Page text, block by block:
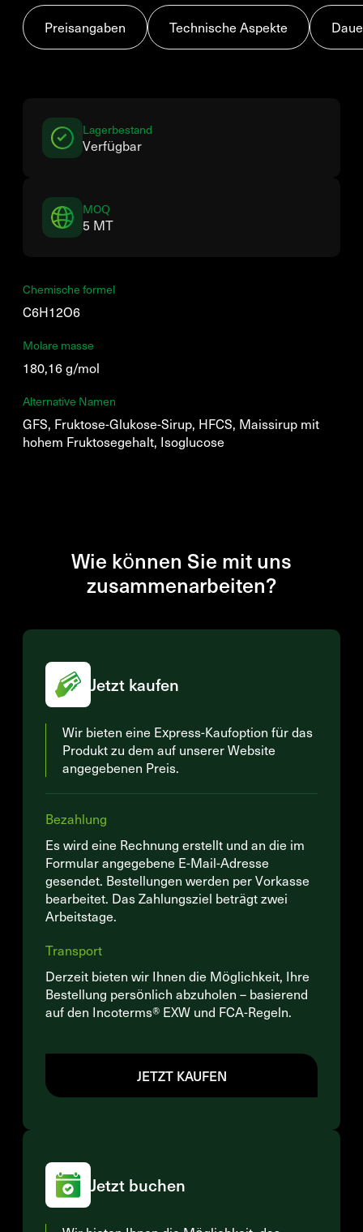
Preisangaben Technische Aspekte
Lagerbestand
Verfügbar
MOQ
5 MT
Chemische formel
C6H12O6
Molare masse
180,16 g/mol
Alternative Namen
GFS, Fruktose-Glukose-Sirup, HFCS, Maissirup mit
hohem Fruktosegehalt, Isoglucose
Wie können Sie mit uns
zusammenarbeiten?
Jetzt kaufen
Wir bieten eine Express-Kaufoption für das
Produkt zu dem auf unserer Website
angegebenen Preis.
Bezahlung
Es wird eine Rechnung erstellt und an die im
Formular angegebene E-Mail-Adresse
gesendet. Bestellungen werden per Vorkasse
bearbeitet. Das Zahlungsziel beträgt zwei
Arbeitstage.
Transport
Derzeit bieten wir Ihnen die Möglichkeit, Ihre
Bestellung persönlich abzuholen – basierend
auf den Incoterms® EXW und FCA-Regeln.
JETZT KAUFEN
Jetzt buchen